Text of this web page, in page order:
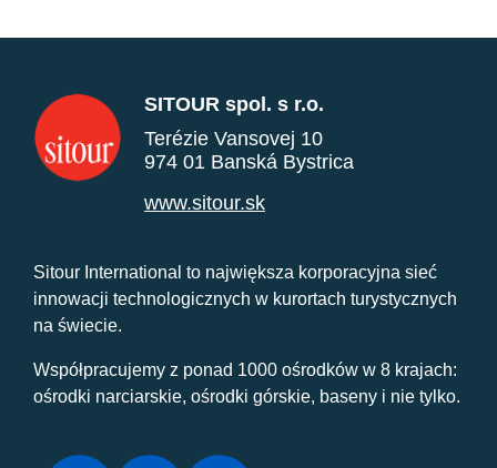
SITOUR spol. s r.o.
Terézie Vansovej 10
974 01 Banská Bystrica
www.sitour.sk
Sitour International to największa korporacyjna sieć
innowacji technologicznych w kurortach turystycznych
na świecie.
Współpracujemy z ponad 1000 ośrodków w 8 krajach:
ośrodki narciarskie, ośrodki górskie, baseny i nie tylko.